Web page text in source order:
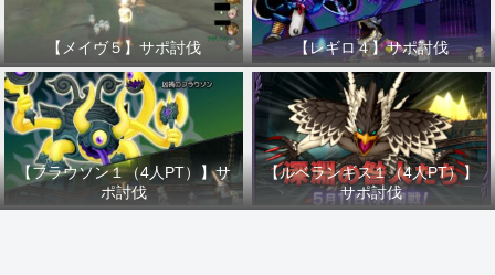
【メイヴ５】サポ討伐 【レギロ４】サポ討伐
【フラウソン１（4人PT）】サ
ポ討伐
【ルベランギス１（4人PT）】
サポ討伐